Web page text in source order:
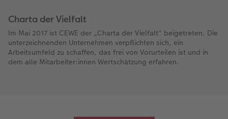
Charta der Vielfalt
Im Mai 2017 ist CEWE der „Charta der Vielfalt" beigetreten. Die
unterzeichnenden Unternehmen verpflichten sich, ein
Arbeitsumfeld zu schaffen, das frei von Vorurteilen ist und in
dem alle Mitarbeiter:innen Wertschätzung erfahren.